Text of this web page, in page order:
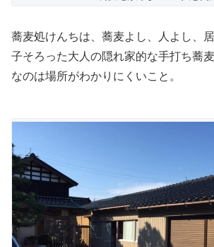
蕎麦処けんちは、蕎麦よし、人よし、
子そろった大人の隠れ家的な手打ち蕎
なのは場所がわかりにくいこと。